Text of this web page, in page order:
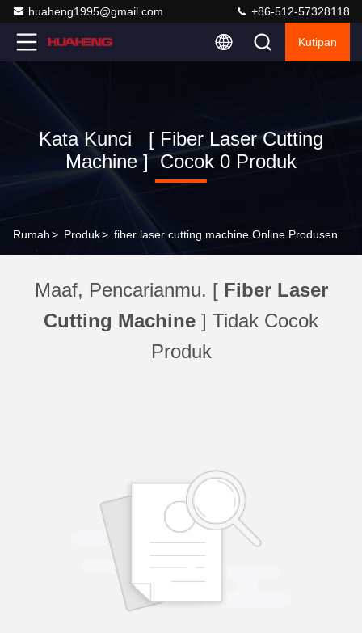
huaheng1995@gmail.com +86-512-57328118
Kutipan
Kata Kunci [ Fiber Laser Cutting
Machine ] Cocok 0 Produk
Rumah> Produk> fiber laser cutting machine Online Produsen
Maaf, Pencarianmu. [ Fiber Laser
Cutting Machine ] Tidak Cocok
Produk